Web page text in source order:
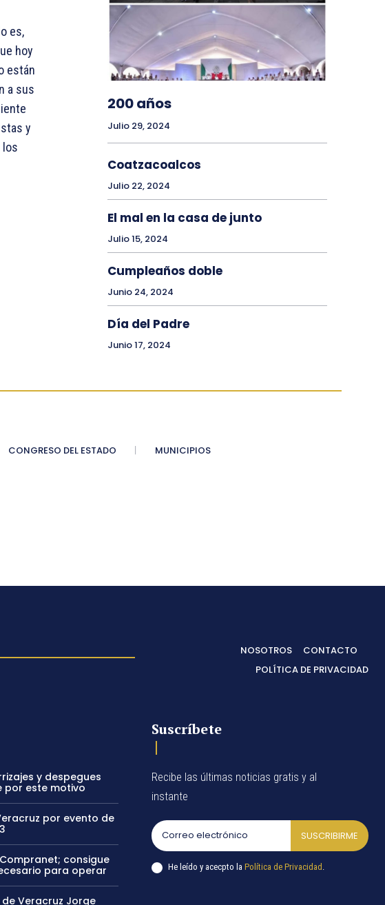
es,
hoy
están
a sus
y
los
200 años
Julio 29, 2024
Coatzacoalcos
Julio 22, 2024
El mal en la casa de junto
Julio 15, 2024
Cumpleaños doble
Junio 24, 2024
Día del Padre
Junio 17, 2024
CONGRESO DEL ESTADO MUNICIPIOS
NOSOTROS
CONTACTO
POLÍTICA DE PRIVACIDAD
y despegues
por este motivo
por evento de
consigue
para operar
Veracruz Jorge
Suscríbete
Recibe las últimas noticias gratis y al
instante
SUSCRIBIRME
He leído y acecpto laPolítica de Privacidad .